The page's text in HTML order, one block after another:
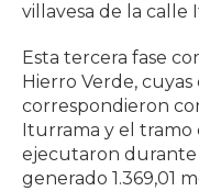
villavesa de la calle
Esta tercera fase
Hierro Verde, cuyas
correspondieron
Iturrama y el tramo
ejecutaron durante
generado 1.369,01